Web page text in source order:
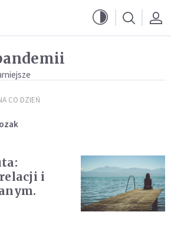
CO DZIEŃ
i